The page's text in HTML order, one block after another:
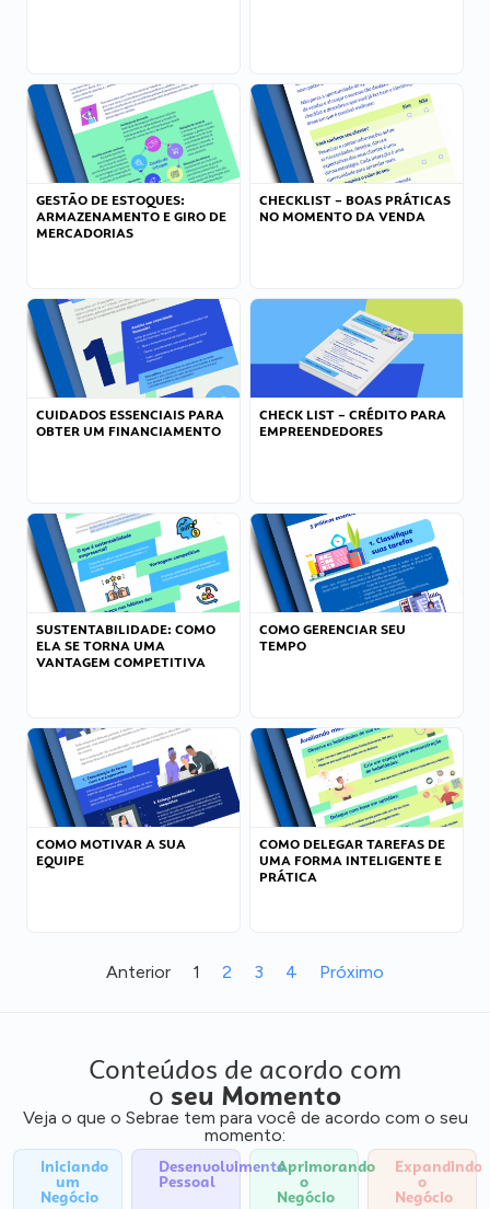
GESTÃO DE ESTOQUES:
ARMAZENAMENTO E GIRO DE
MERCADORIAS
CHECKLIST – BOAS PRÁTICAS
NO MOMENTO DA VENDA
CUIDADOS ESSENCIAIS PARA
OBTER UM FINANCIAMENTO
CHECK LIST – CRÉDITO PARA
EMPREENDEDORES
SUSTENTABILIDADE: COMO
ELA SE TORNA UMA
VANTAGEM COMPETITIVA
COMO GERENCIAR SEU
TEMPO
COMO MOTIVAR A SUA
EQUIPE
COMO DELEGAR TAREFAS DE
UMA FORMA INTELIGENTE E
PRÁTICA
Anterior 1 2 3 4 Próximo
Conteúdos de acordo com
o seu Momento
Veja o que o Sebrae tem para você de acordo com o seu
momento:
Iniciando
um
Negócio
Desenvolvimento
Pessoal
Aprimorando
o
Negócio
Expandindo
o
Negócio